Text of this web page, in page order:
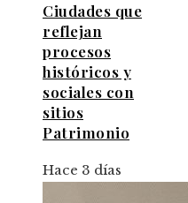
Ciudades que
reflejan
procesos
históricos y
sociales con
sitios
Patrimonio
Hace 3 días